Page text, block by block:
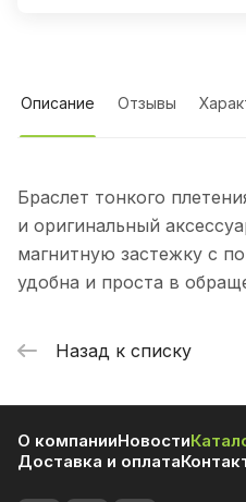
Описание Отзывы
Браслет тонкого
и оригинальный
магнитную застежку с
удобна и проста в
Назад к списку
О компанииНовости
Доставка и оплата